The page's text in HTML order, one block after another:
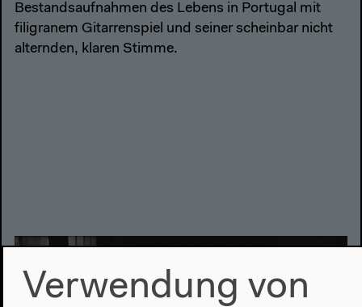
Bestandsaufnahmen des Lebens in Portugal mit
filigranem Gitarrenspiel und seiner scheinbar nicht
alternden, klaren Stimme.
Verwendung von